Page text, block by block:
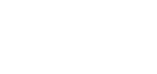
cu mașină de spălat rufe. Confortul este completat de încălzirea în pardoseală cu termostat wireless, centrală
proprie și două aparate de aer
o locuință nouă, amenajată